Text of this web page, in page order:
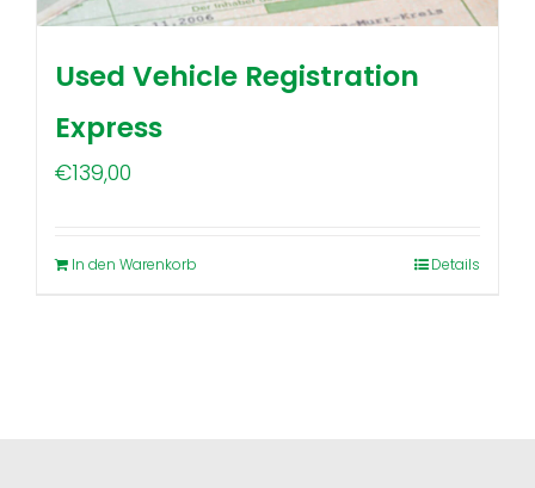
Used Vehicle Registration
Express
€139,00
In den Warenkorb Details